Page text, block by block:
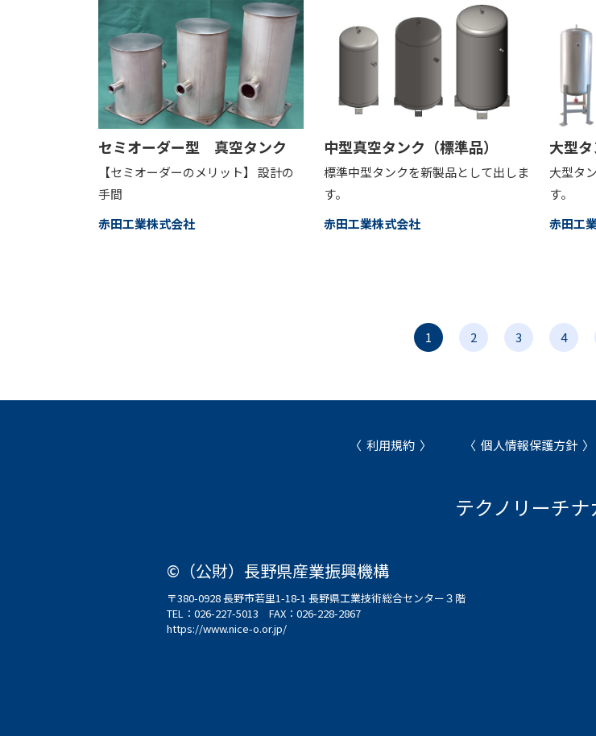
セミオーダー型 真空タンク
【セミオーダーのメリット】 設計の
手間
赤田工業株式会社
中型真空タンク（標準品）
標準中型タンクを新製品として出しま
す。
赤田工業株式会社
大型タ
大型タ
す。
赤田工
1 2 3 4
利用規約 個人情報保護方針
テクノリーチナ
©（公財）長野県産業振興機構
〒380-0928 長野市若里1-18-1 長野県工業技術総合センター３階
TEL： 026-227-5013 FAX：026-228-2867
https://www.nice-o.or.jp/